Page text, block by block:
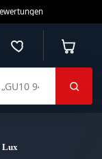
Merkzettel
Lux